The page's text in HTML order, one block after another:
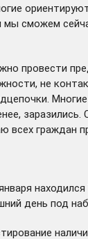
сможем
провести
не
Многие
заразились.
всех граждан
день под